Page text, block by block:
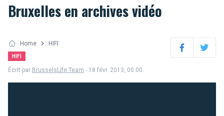
Bruxelles en archives vidéo
Home HIFI
HIFI FacebookTwitter
Écrit par BrusselsLife Team - 18 févr. 2013, 00:00